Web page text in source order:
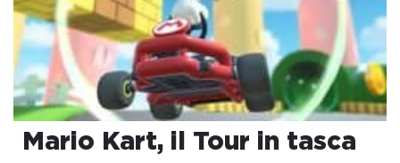
Mario Kart, il Tour in tasca